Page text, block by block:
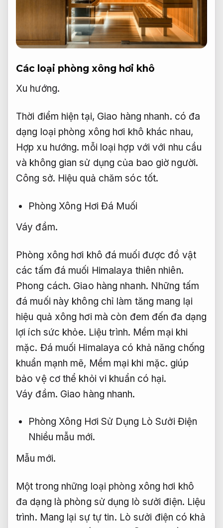
Các loại phòng xông hơi khô
Xu hướng.
Thời điểm hiện tại, Giao hàng nhanh. có đa
dạng loại phòng xông hơi khô khác nhau,
Hợp xu hướng. mỗi loại hợp với với nhu cầu
và không gian sử dụng của bao giờ người.
Công sở. Hiệu quả chăm sóc tốt.
Phòng Xông Hơi Đá Muối
Váy đầm.
Phòng xông hơi khô đá muối được đồ vật
các tấm đá muối Himalaya thiên nhiên.
Phong cách. Giao hàng nhanh. Những tấm
đá muối này không chỉ làm tăng mang lại
hiệu quả xông hơi mà còn đem đến đa dạng
lợi ích sức khỏe. Liệu trình. Mềm mại khi
mặc. Đá muối Himalaya có khả năng chống
khuẩn mạnh mẽ, Mềm mại khi mặc. giúp
bảo vệ cơ thể khỏi vi khuẩn có hại.
Váy đầm. Giao hàng nhanh.
Phòng Xông Hơi Sử Dụng Lò Sưởi Điện
Nhiều mẫu mới.
Mẫu mới.
Một trong những loại phòng xông hơi khô
đa dạng là phòng sử dụng lò sưởi điện. Liệu
trình. Mang lại sự tự tin. Lò sưởi điện có khả